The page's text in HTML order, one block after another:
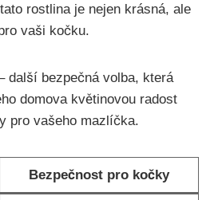
rostlina je nejen krásná, ale
vaši kočku.
další bezpečná volba, která
domova květinovou radost
pro vašeho mazlíčka.
Bezpečnost pro kočky